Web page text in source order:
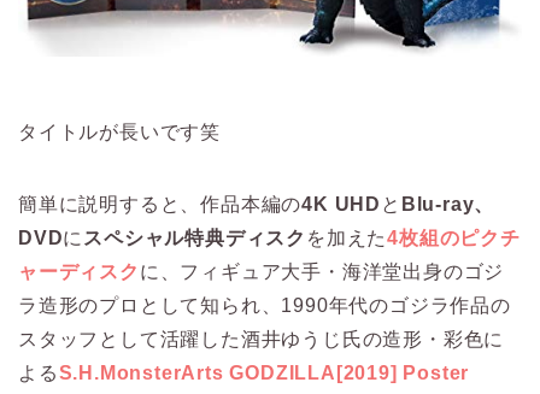
タイトルが長いです笑
簡単に説明すると、作品本編の4K UHD と Blu-ray、
DVDにスペシャル特典ディスク を加えた4枚組のピクチ
ャーディスク に、フィギュア大手・海洋堂出身のゴジ
ラ造形のプロとして知られ、1990年代のゴジラ作品の
スタッフとして活躍した酒井ゆうじ氏の造形・彩色に
よるS.H.MonsterArts GODZILLA[2019] Poster